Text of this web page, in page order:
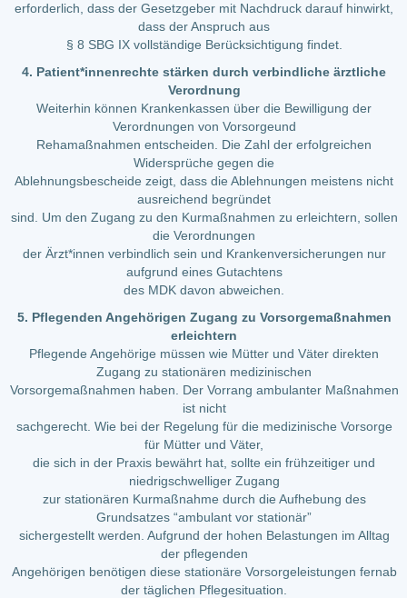
erforderlich, dass der Gesetzgeber mit Nachdruck darauf hinwirkt,
dass der Anspruch aus
§ 8 SBG IX vollständige Berücksichtigung findet.
4. Patient*innenrechte stärken durch verbindliche ärztliche
Verordnung
Weiterhin können Krankenkassen über die Bewilligung der
Verordnungen von Vorsorgeund
Rehamaßnahmen entscheiden. Die Zahl der erfolgreichen
Widersprüche gegen die
Ablehnungsbescheide zeigt, dass die Ablehnungen meistens nicht
ausreichend begründet
sind. Um den Zugang zu den Kurmaßnahmen zu erleichtern, sollen
die Verordnungen
der Ärzt*innen verbindlich sein und Krankenversicherungen nur
aufgrund eines Gutachtens
des MDK davon abweichen.
5. Pflegenden Angehörigen Zugang zu Vorsorgemaßnahmen
erleichtern
Pflegende Angehörige müssen wie Mütter und Väter direkten
Zugang zu stationären medizinischen
Vorsorgemaßnahmen haben. Der Vorrang ambulanter Maßnahmen
ist nicht
sachgerecht. Wie bei der Regelung für die medizinische Vorsorge
für Mütter und Väter,
die sich in der Praxis bewährt hat, sollte ein frühzeitiger und
niedrigschwelliger Zugang
zur stationären Kurmaßnahme durch die Aufhebung des
Grundsatzes “ambulant vor stationär”
sichergestellt werden. Aufgrund der hohen Belastungen im Alltag
der pflegenden
Angehörigen benötigen diese stationäre Vorsorgeleistungen fernab
der täglichen Pflegesituation.